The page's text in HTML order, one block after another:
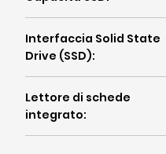
Interfaccia Solid State
Drive (SSD):
Lettore di schede
integrato: